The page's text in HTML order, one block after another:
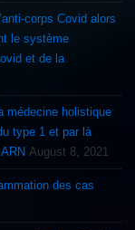
corps Covid alors
le système
et de la
médecine holistique
type 1 et par là
August 8, 2021